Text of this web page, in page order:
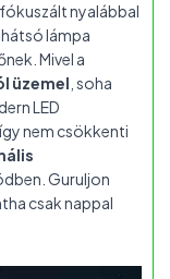
nyalábbal
lámpa
Mivel a
üzemel , soha
LED
nem csökkenti
Guruljon
csak nappal